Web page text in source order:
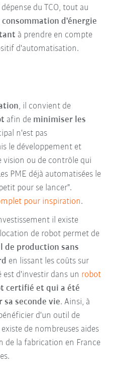
du TCO, tout au
consommation d'énergie
à prendre en compte
d'automatisation.
, il convient de
afin de minimiser les
n'est pas
le développement et
vision ou de contrôle qui
PME déjà automatisées le
pour se lancer".
pour inspiration.
il existe
de robot permet de
production sans
en lissant les coûts sur
est d'investir dans un robot
certifié et qui a été
seconde vie. Ainsi, à
d'un outil de
de nombreuses aides
de la fabrication en France